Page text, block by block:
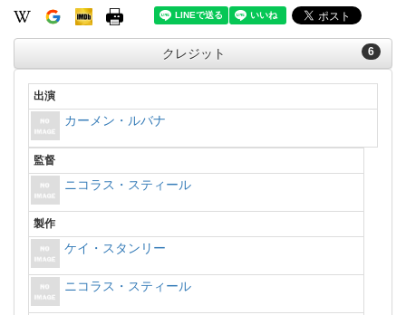
6
クレジット
出演
カーメン・ルバナ
監督
ニコラス・スティール
製作
ケイ・スタンリー
ニコラス・スティール